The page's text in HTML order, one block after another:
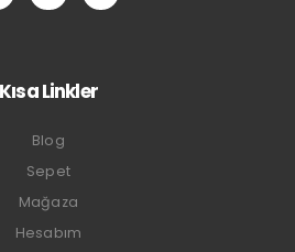
Kısa Linkler
Blog
Sepet
Mağaza
Hesabım